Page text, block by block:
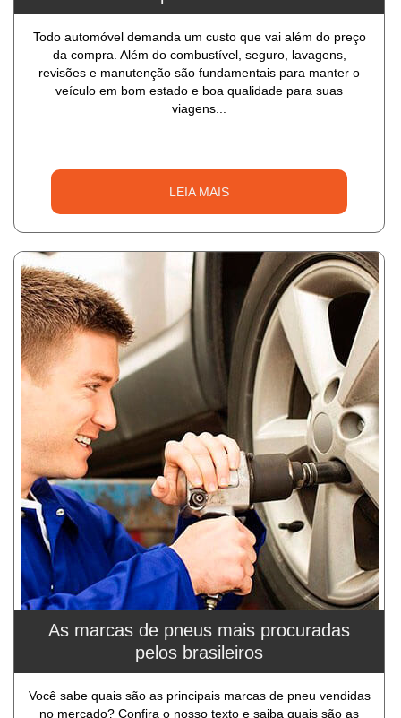
Todo automóvel demanda um custo que vai além do preço
da compra. Além do combustível, seguro, lavagens,
revisões e manutenção são fundamentais para manter o
veículo em bom estado e boa qualidade para suas
viagens...
LEIA MAIS
As marcas de pneus mais procuradas
pelos brasileiros
Você sabe quais são as principais marcas de pneu vendidas
no mercado? Confira o nosso texto e saiba quais são as